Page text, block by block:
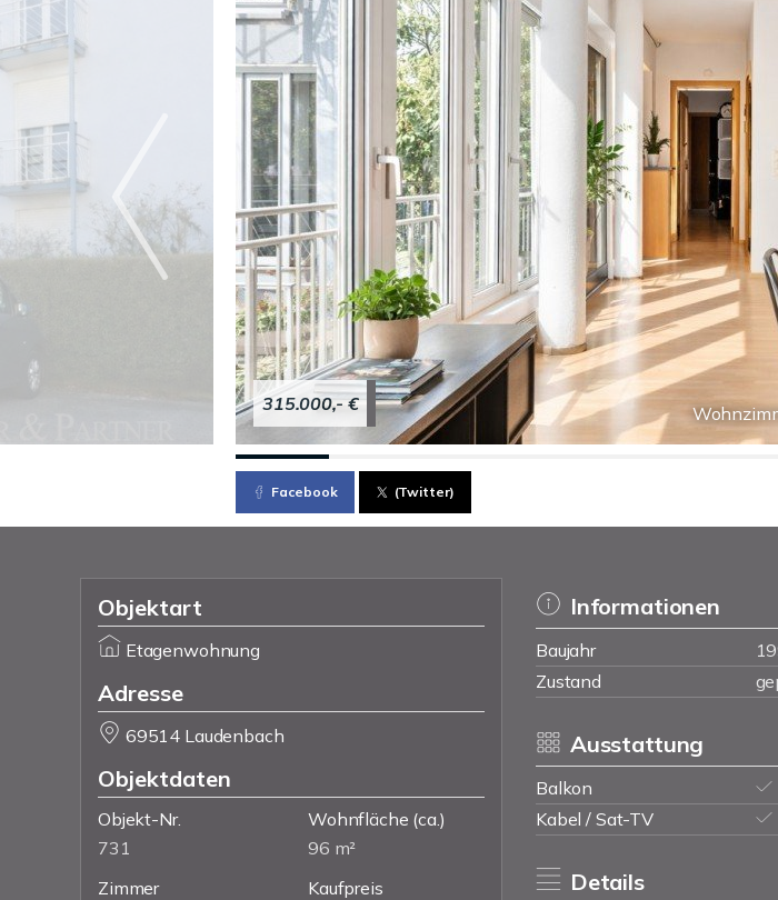
315.000,- €
Facebook (Twitter)
Objektart
Etagenwohnung
Adresse
69514 Laudenbach
Objektdaten
Objekt-Nr.
731
Wohnfläche (ca.)
96 m²
Zimmer
Kaufpreis
Informationen
Baujahr
Zustand
Ausstattung
Balkon
Kabel / Sat-TV
Details